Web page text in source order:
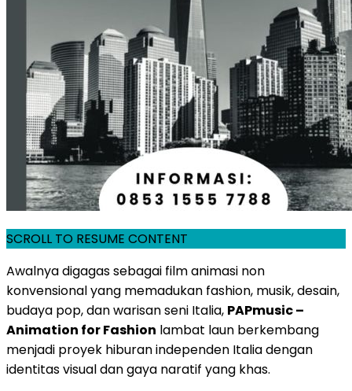
SCROLL TO RESUME CONTENT
Awalnya digagas sebagai film animasi non
konvensional yang memadukan fashion, musik, desain,
budaya pop, dan warisan seni Italia, PAPmusic –
Animation for Fashion lambat laun berkembang
menjadi proyek hiburan independen Italia dengan
identitas visual dan gaya naratif yang khas.